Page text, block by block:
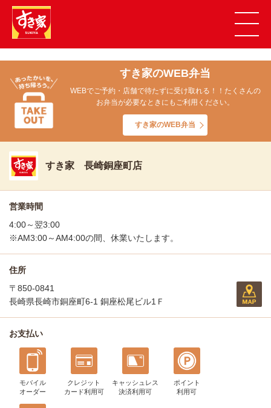
すき家のWEB弁当
WEBでご予約・店舗で待たずに受け取れる！！たくさんの
お弁当が必要なときにもご利用ください。
すき家のWEB弁当
すき家 長崎銅座町店
営業時間
4:00～翌3:00
※AM3:00～AM4:00の間、休業いたします。
住所
〒850-0841
長崎県長崎市銅座町6-1 銅座松尾ビル1Ｆ
お支払い
モバイル
オーダー
クレジット
カード利用可
キャッシュレス
決済利用可
ポイント
利用可